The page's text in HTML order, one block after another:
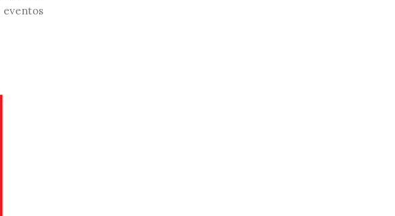
eventos